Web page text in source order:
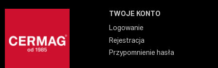
TWOJE KONTO
Logowanie
Rejestracja
Przypomnienie hasła